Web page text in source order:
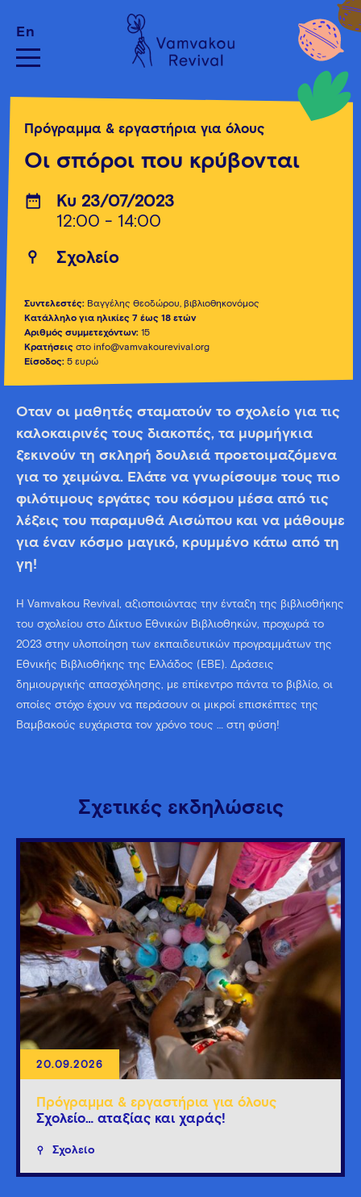
En
Πρόγραμμα & εργαστήρια για όλους
Οι σπόροι που κρύβονται
Κυ 23/07/2023
12:00 - 14:00
Σχολείο
Συντελεστές: Βαγγέλης Θεοδώρου, βιβλιοθηκονόμος
Κατάλληλο για ηλικίες 7 έως 18 ετών
Αριθμός συμμετεχόντων: 15
Κρατήσεις στο info@vamvakourevival.org
Είσοδος: 5 ευρώ
Όταν οι μαθητές σταματούν το σχολείο για τις
καλοκαιρινές τους διακοπές, τα μυρμήγκια
ξεκινούν τη σκληρή δουλειά προετοιμαζόμενα
για το χειμώνα. Ελάτε να γνωρίσουμε τους πιο
φιλότιμους εργάτες του κόσμου μέσα από τις
λέξεις του παραμυθά Αισώπου και να μάθουμε
για έναν κόσμο μαγικό, κρυμμένο κάτω από τη
γη!
Η Vamvakou Revival, αξιοποιώντας την ένταξη της βιβλιοθήκης
του σχολείου στο Δίκτυο Εθνικών Βιβλιοθηκών, προχωρά το
2023 στην υλοποίηση των εκπαιδευτικών προγραμμάτων της
Εθνικής Βιβλιοθήκης της Ελλάδος (ΕΒΕ). Δράσεις
δημιουργικής απασχόλησης, με επίκεντρο πάντα το βιβλίο, οι
οποίες στόχο έχουν να περάσουν οι μικροί επισκέπτες της
Βαμβακούς ευχάριστα τον χρόνο τους … στη φύση!
Σχετικές εκδηλώσεις
20.09.2026
Πρόγραμμα & εργαστήρια για όλους
Σχολείο… αταξίας και χαράς!
Σχολείο